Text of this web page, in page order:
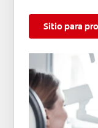
Sitio para